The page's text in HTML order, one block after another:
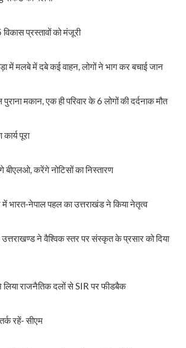
प्रस्तावों को मंजूरी
में मलबे में दबे कई वाहन, लोगों ने भाग कर बचाई जान
मकान, एक ही परिवार के 6 लोगों की दर्दनाक मौत
पूरा
बीएलओ, करेंगे नोटिसों का निस्तारण
भारत-नेपाल पहल का उत्तराखंड ने किया नेतृत्व
उत्तराखण्ड ने वैश्विक स्तर पर संस्कृत के प्रसार को दिया
लिया राजनैतिक दलों से SIR पर फीडबैक
रहें- सीएम